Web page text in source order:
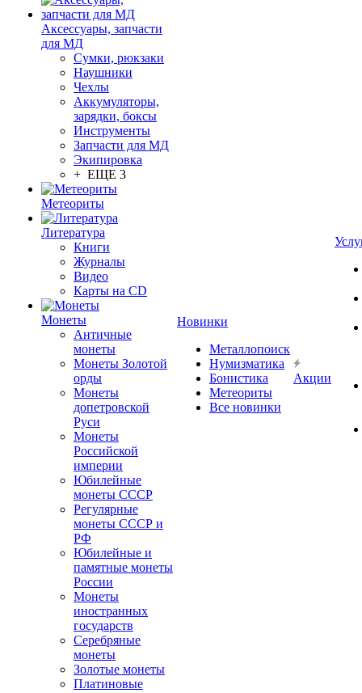
Аксессуары, запчасти
для МД
Сумки, рюкзаки
Наушники
Чехлы
Аккумуляторы,
зарядки, боксы
Инструменты
Запчасти для МД
Экипировка
+ ЕЩЕ 3
Метеориты
Литература
Книги
Журналы
Видео
Карты на CD
Монеты
Античные
монеты
Монеты Золотой
орды
Монеты
допетровской
Руси
Монеты
Российской
империи
Юбилейные
монеты СССР
Регулярные
монеты СССР и
РФ
Юбилейные и
памятные монеты
России
Монеты
иностранных
государств
Серебряные
монеты
Золотые монеты
Платиновые
Новинки
Металлопоиск
Нумизматика
Бонистика
Метеориты
Все новинки
Акции